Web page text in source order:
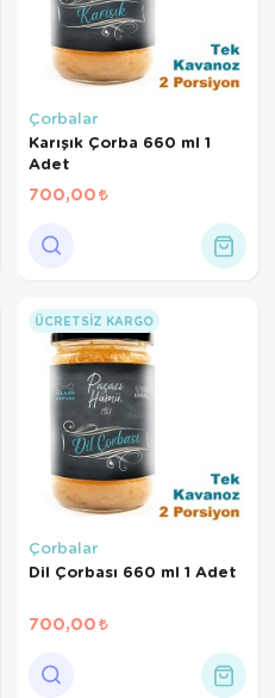
Çorbalar
Karışık Çorba 660 ml 1
Adet
700,00
ÜCRETSIZ KARGO
Çorbalar
Dil Çorbası 660 ml 1 Adet
700,00